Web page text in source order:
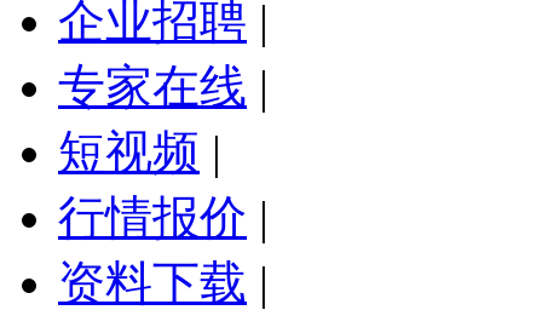
企业招聘 |
专家在线 |
短视频 |
行情报价 |
资料下载 |